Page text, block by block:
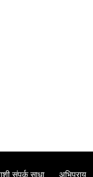
संपर्क साधा अभिप्राय